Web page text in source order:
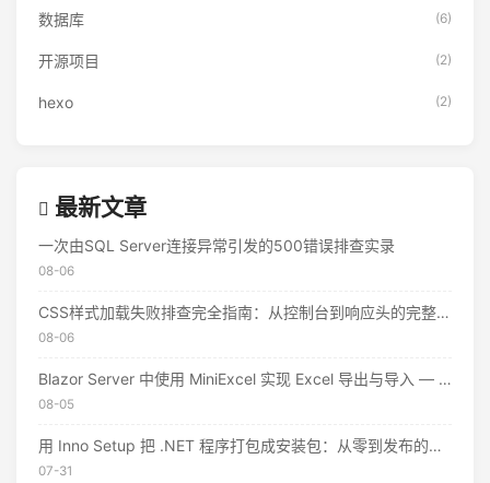
数据库 (6)
开源项目 (2)
hexo (2)
最新文章
一次由SQL Server连接异常引发的500错误排查实录
08-06
CSS样式加载失败排查完全指南：从控制台到响应头的完整思路
08-06
Blazor Server 中使用 MiniExcel 实现 Excel 导出与导入 — 实战教程
08-05
用 Inno Setup 把 .NET 程序打包成安装包：从零到发布的完整指南
07-31